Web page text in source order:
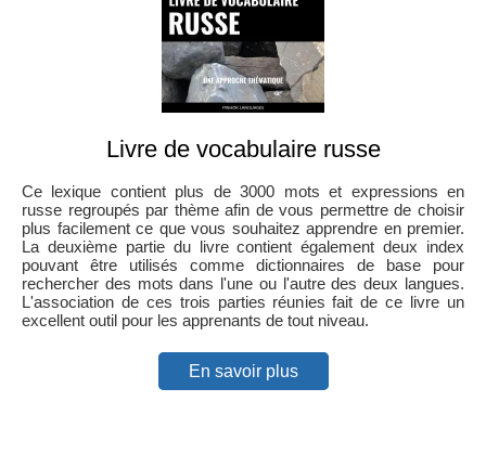
Livre de vocabulaire russe
Ce lexique contient plus de 3000 mots et expressions en
russe regroupés par thème afin de vous permettre de choisir
plus facilement ce que vous souhaitez apprendre en premier.
La deuxième partie du livre contient également deux index
pouvant être utilisés comme dictionnaires de base pour
rechercher des mots dans l'une ou l'autre des deux langues.
L'association de ces trois parties réunies fait de ce livre un
excellent outil pour les apprenants de tout niveau.
En savoir plus